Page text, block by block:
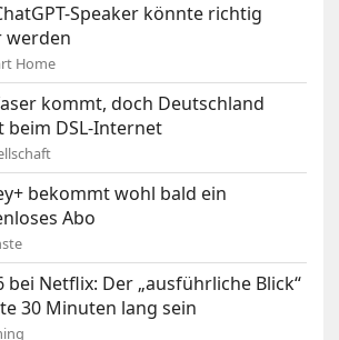
Speaker könnte richtig
werden
Home
kommt, doch Deutschland
beim DSL-Internet
bekommt wohl bald ein
Abo
bei Netflix: Der „ausführliche Blick“
30 Minuten lang sein